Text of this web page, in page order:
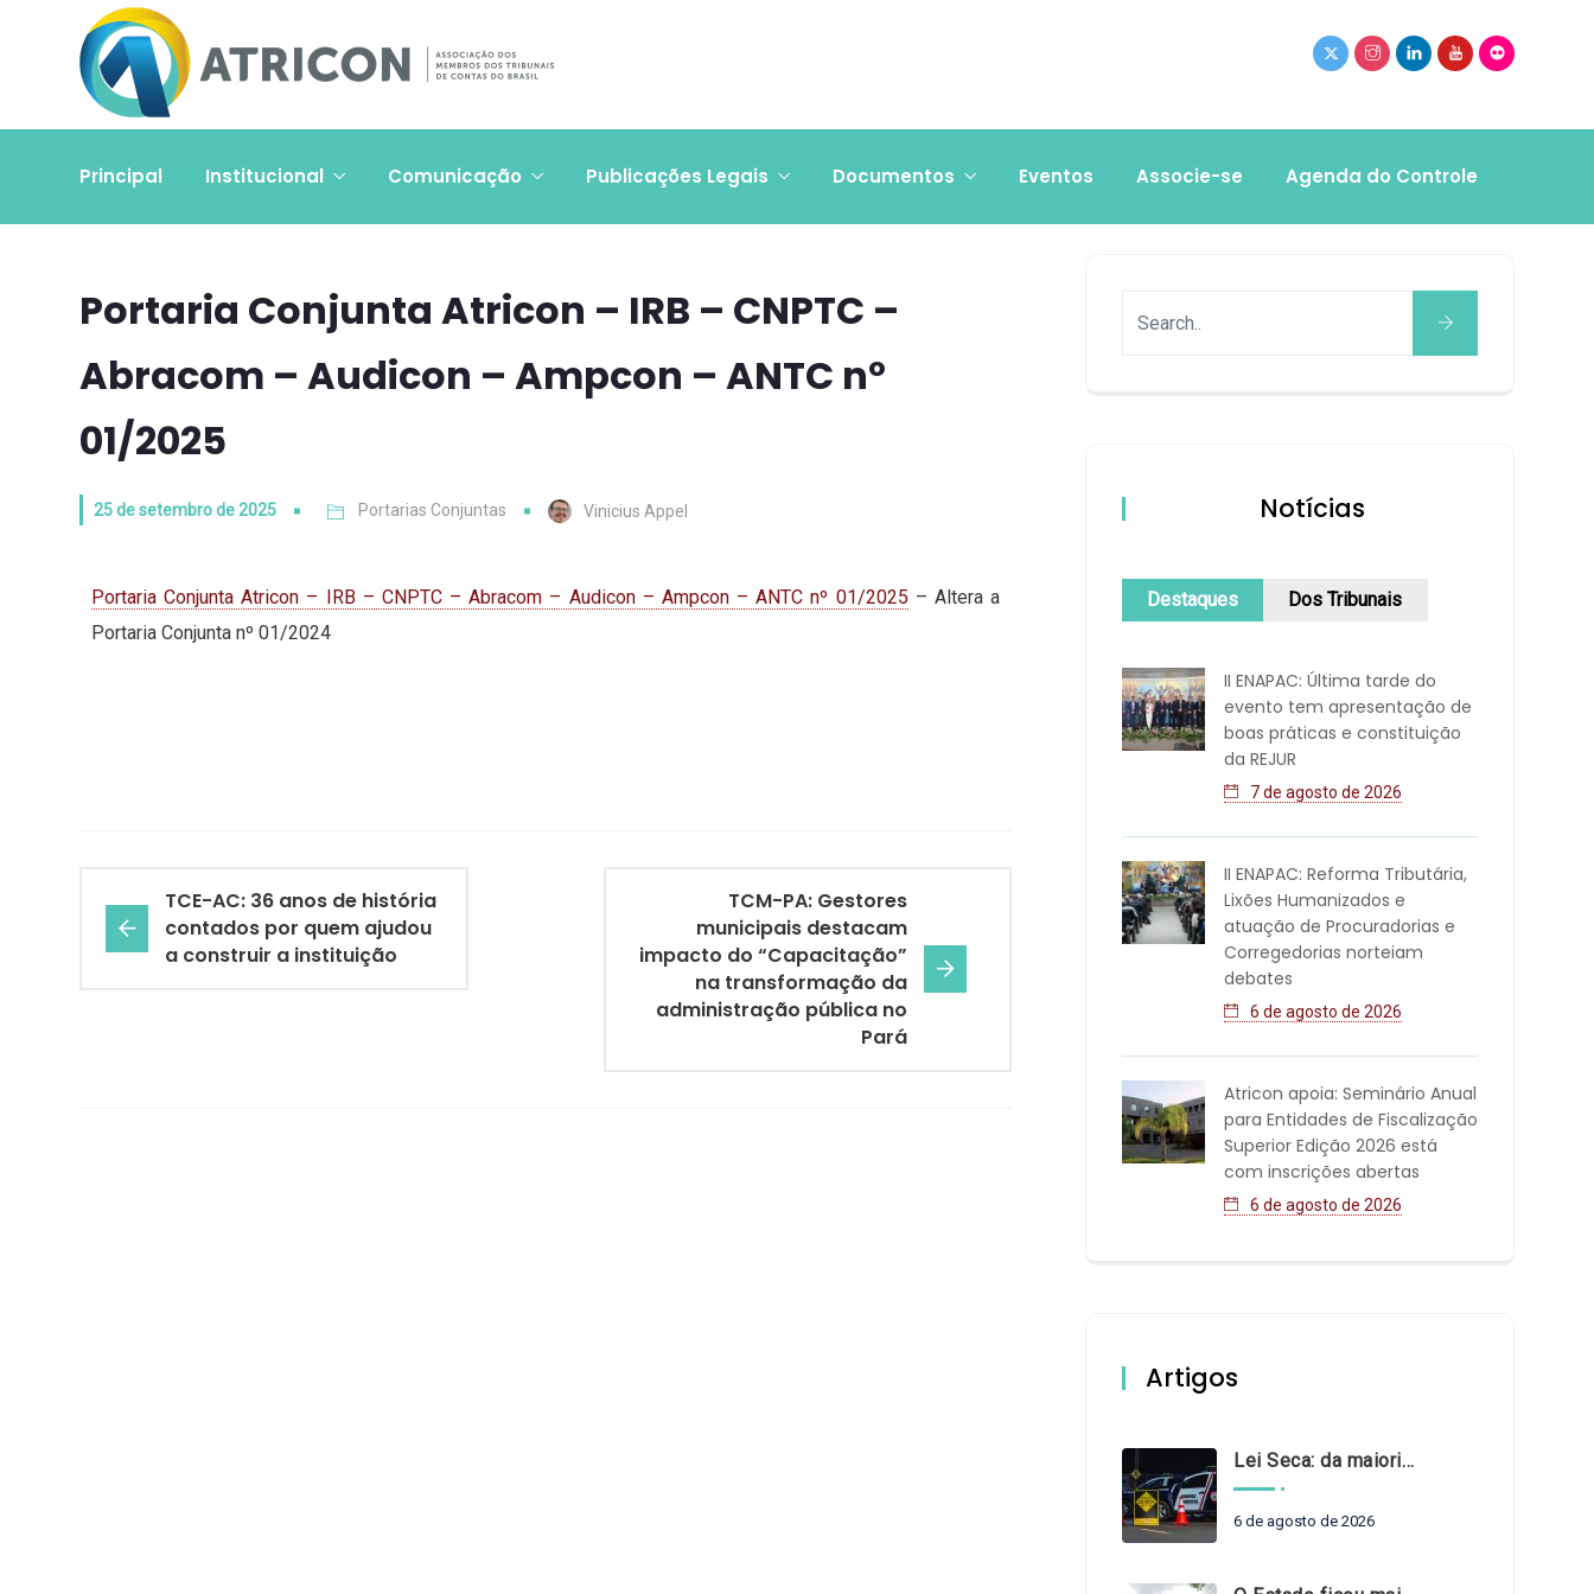
Principal Institucional Comunicação Publicações Legais Documentos Eventos Associe-se Agenda do Controle
Portaria Conjunta Atricon – IRB – CNPTC –
Abracom – Audicon – Ampcon – ANTC nº
01/2025
25 de setembro de 2025 Portarias Conjuntas Vinicius Appel
Portaria Conjunta Atricon – IRB – CNPTC – Abracom – Audicon – Ampcon – ANTC nº 01/2025 – Altera a
Portaria Conjunta nº 01/2024
TCE-AC: 36 anos de história
contados por quem ajudou
a construir a instituição
TCM-PA: Gestores
municipais destacam
impacto do “Capacitação”
na transformação da
administração pública no
Pará
Notícias
Destaques Dos Tribunais
II ENAPAC: Última tarde do
evento tem apresentação de
boas práticas e constituição
da REJUR
7 de agosto de 2026
II ENAPAC: Reforma Tributária,
Lixões Humanizados e
atuação de Procuradorias e
Corregedorias norteiam
debates
6 de agosto de 2026
Atricon apoia: Seminário Anual
para Entidades de Fiscalização
Superior Edição 2026 está
com inscrições abertas
6 de agosto de 2026
Artigos
Lei Seca: da maioridade à maturidade
6 de agosto de 2026